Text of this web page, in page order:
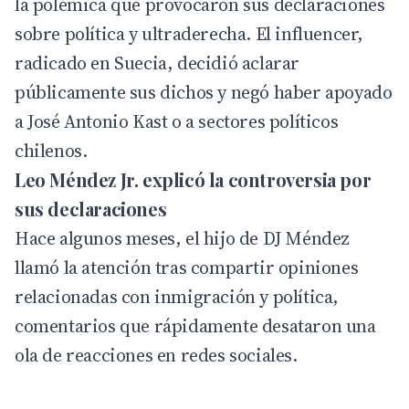
sobre política y ultraderecha. El influencer,
radicado en Suecia, decidió aclarar
públicamente sus dichos y negó haber apoyado
a José Antonio Kast o a sectores políticos
chilenos.
Leo Méndez Jr. explicó la controversia por
sus declaraciones
Hace algunos meses, el hijo de DJ Méndez
llamó la atención tras compartir opiniones
relacionadas con inmigración y política,
comentarios que rápidamente desataron una
ola de reacciones en redes sociales.